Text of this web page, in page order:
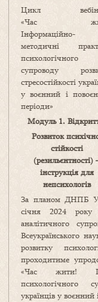
Цикл
«Час
Інформаційно-
методичні
психологічного
супроводу
стресостійкості
у воєнний і
періоди»
Модуль 1.
Розвиток
стійкості
(резильєнтності)
інструкція для
непсихологів
За планом ДНПБ
січня 2024 року
аналітичного
Всеукраїнського
розвитку
проходитиме
«Час жити!
психологічного
українців у